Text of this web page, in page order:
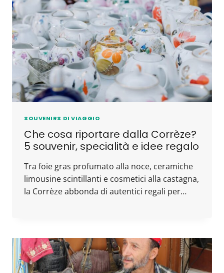
SOUVENIRS DI VIAGGIO
Che cosa riportare dalla Corrèze?
5 souvenir, specialità e idee regalo
Tra foie gras profumato alla noce, ceramiche
limousine scintillanti e cosmetici alla castagna,
la Corrèze abbonda di autentici regali per…